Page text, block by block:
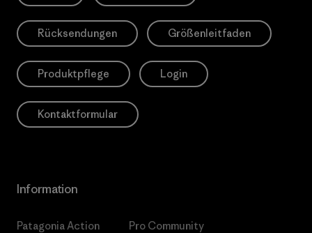
Rücksendungen Größenleitfaden
Produktpflege Login
Kontaktformular
Information
Patagonia Action
Pro Community